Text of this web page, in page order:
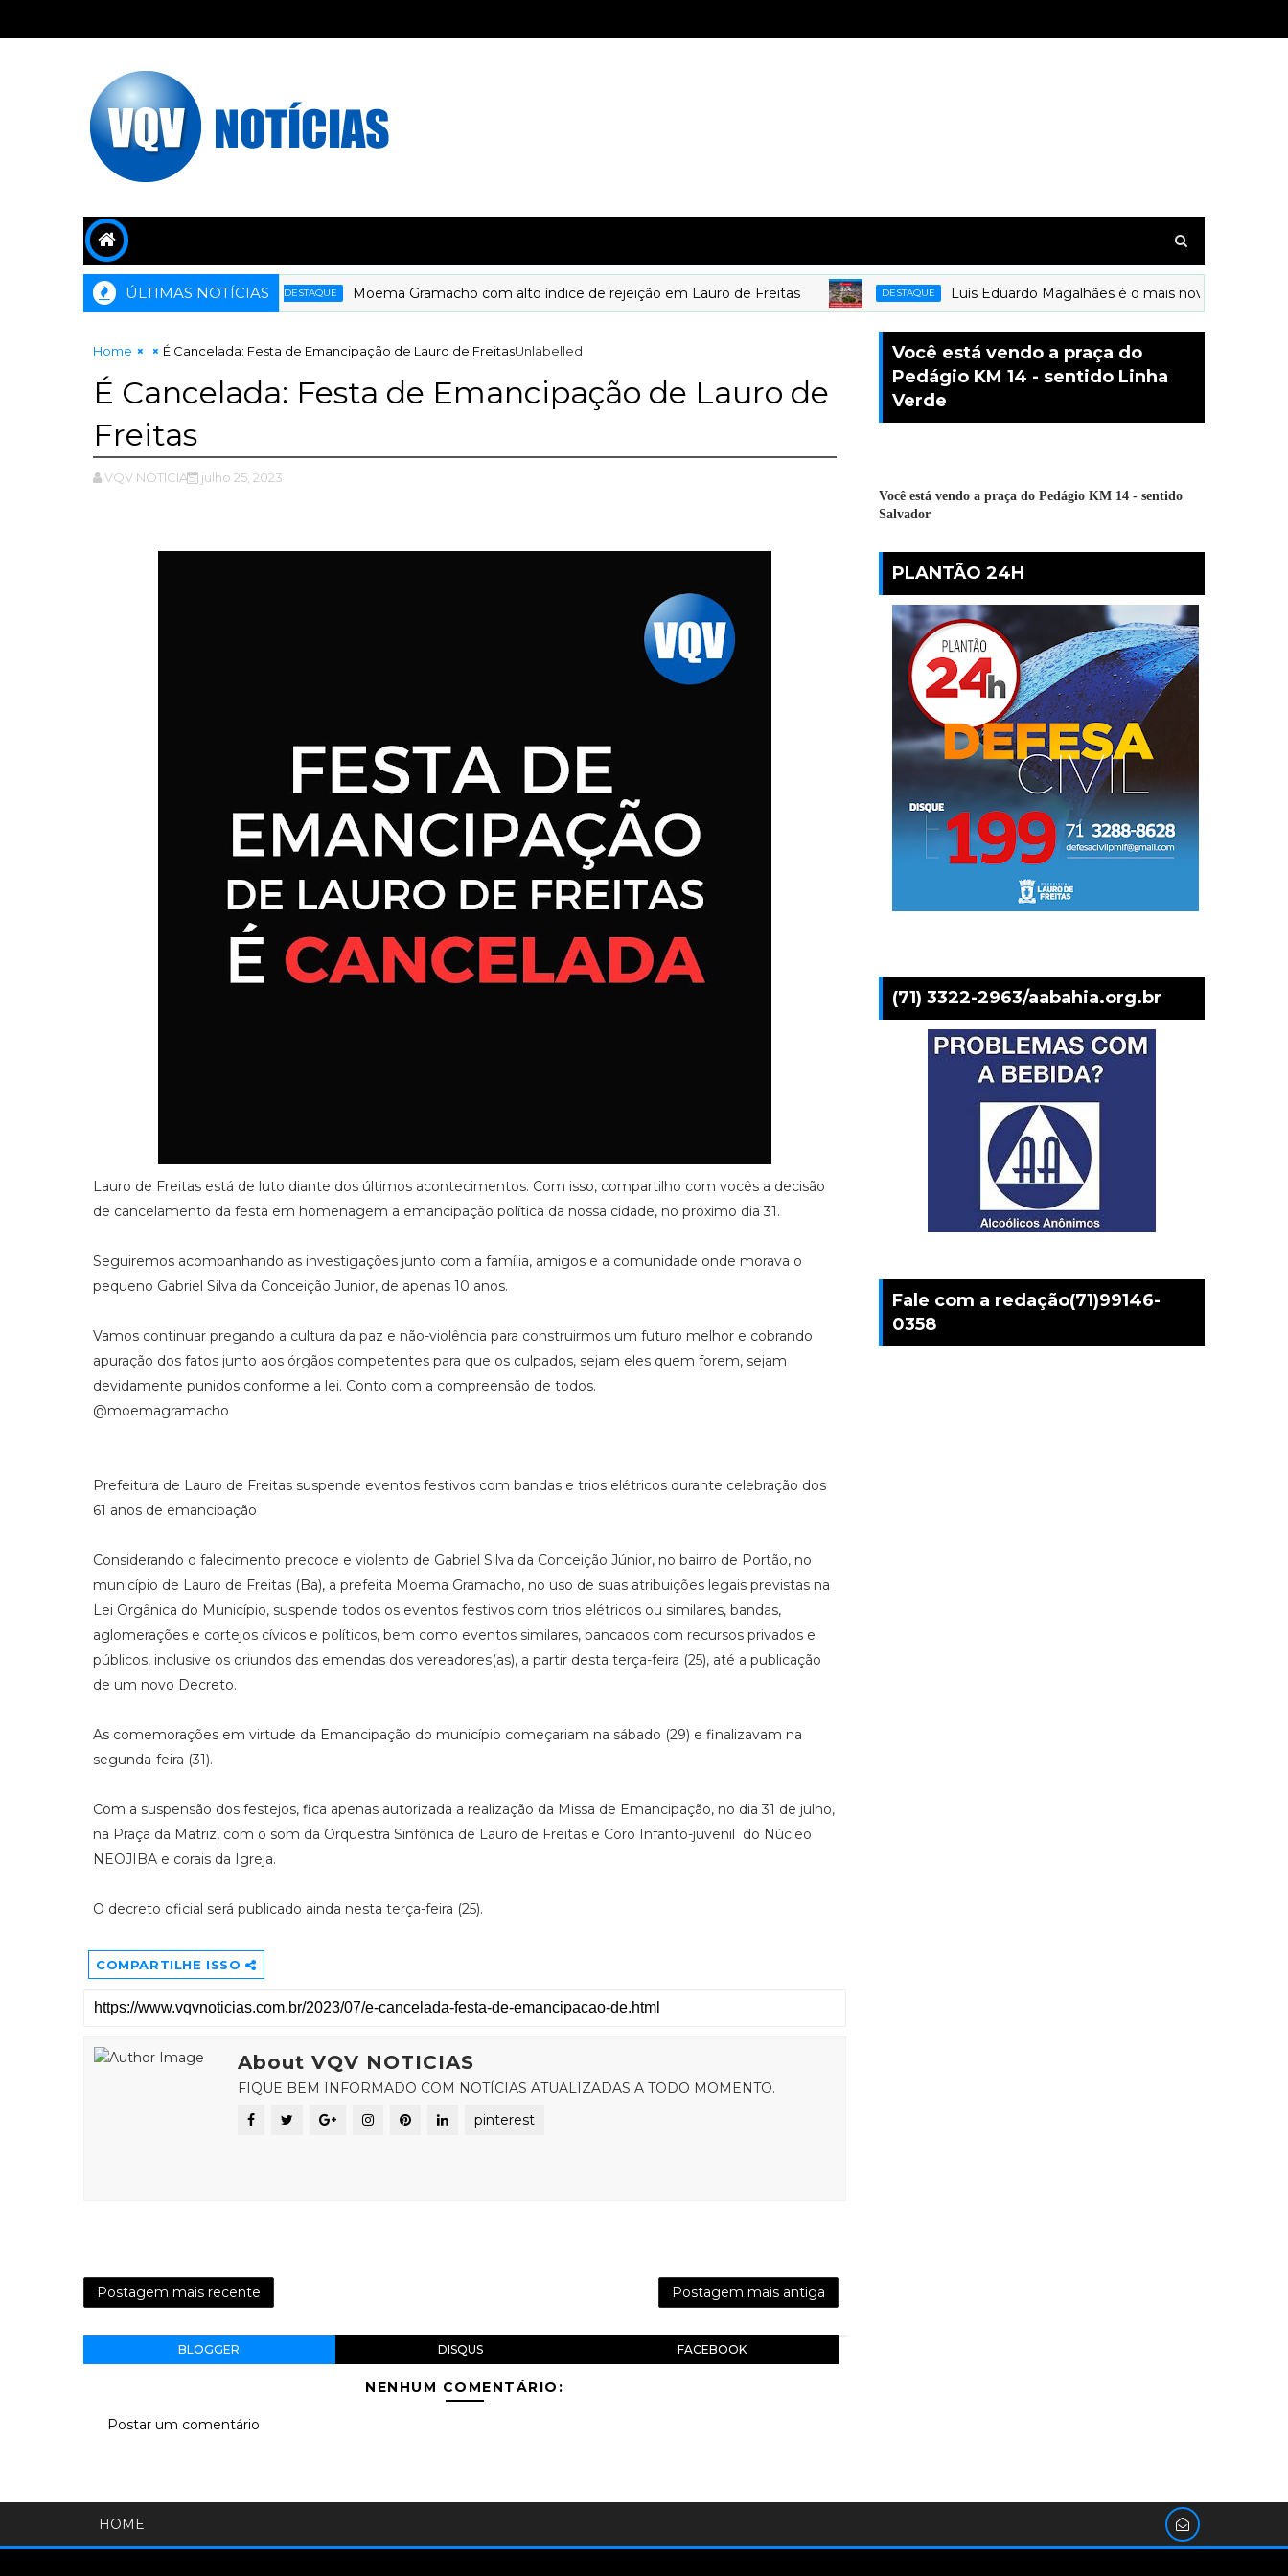
ÚLTIMAS NOTÍCIASDESTAQUE Moema Gramacho com alto índice de rejeição em Lauro de Freitas DESTAQUE Luís Eduardo Magalhães é o mais novo município a
Home Unlabelled
É Cancelada: Festa de Emancipação de Lauro de Freitas
É Cancelada: Festa de Emancipação de Lauro de
Freitas
VQV NOTICIAS julho 25, 2023
Lauro de Freitas está de luto diante dos últimos acontecimentos. Com isso, compartilho com vocês a decisão
de cancelamento da festa em homenagem a emancipação política da nossa cidade, no próximo dia 31.
Seguiremos acompanhando as investigações junto com a família, amigos e a comunidade onde morava o
pequeno Gabriel Silva da Conceição Junior, de apenas 10 anos.
Vamos continuar pregando a cultura da paz e não-violência para construirmos um futuro melhor e cobrando
apuração dos fatos junto aos órgãos competentes para que os culpados, sejam eles quem forem, sejam
devidamente punidos conforme a lei. Conto com a compreensão de todos.
@moemagramacho
Prefeitura de Lauro de Freitas suspende eventos festivos com bandas e trios elétricos durante celebração dos
61 anos de emancipação
Considerando o falecimento precoce e violento de Gabriel Silva da Conceição Júnior, no bairro de Portão, no
município de Lauro de Freitas (Ba), a prefeita Moema Gramacho, no uso de suas atribuições legais previstas na
Lei Orgânica do Município, suspende todos os eventos festivos com trios elétricos ou similares, bandas,
aglomerações e cortejos cívicos e políticos, bem como eventos similares, bancados com recursos privados e
públicos, inclusive os oriundos das emendas dos vereadores(as), a partir desta terça-feira (25), até a publicação
de um novo Decreto.
As comemorações em virtude da Emancipação do município começariam na sábado (29) e finalizavam na
segunda-feira (31).
Com a suspensão dos festejos, fica apenas autorizada a realização da Missa de Emancipação, no dia 31 de julho,
na Praça da Matriz, com o som da Orquestra Sinfônica de Lauro de Freitas e Coro Infanto-juvenil do Núcleo
NEOJIBA e corais da Igreja.
O decreto oficial será publicado ainda nesta terça-feira (25).
COMPARTILHE ISSO
About VQV NOTICIAS
FIQUE BEM INFORMADO COM NOTÍCIAS ATUALIZADAS A TODO MOMENTO.
pinterest
Postagem mais recente Postagem mais antiga
BLOGGER DISQUS FACEBOOK
NENHUM COMENTÁRIO:
Postar um comentário
Você está vendo a praça do
Pedágio KM 14 - sentido Linha
Verde
Você está vendo a praça do Pedágio KM 14 - sentido
Salvador
PLANTÃO 24H
(71) 3322-2963/aabahia.org.br
Fale com a redação(71)99146-
0358
HOME